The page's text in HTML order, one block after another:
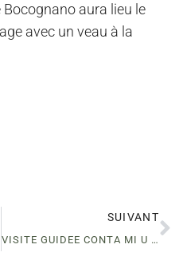
aura lieu le
avec un veau à la
SUIVANT
VISITE GUIDEE CONTA MI U TU LOGU-VISITE DU HAMEAU MORASCHI- BOCOGNANO